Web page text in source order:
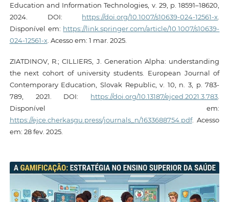
Education and Information Technologies, v. 29, p. 18591–18620,
2024. DOI: https://doi.org/10.1007/s10639-024-12561-x
Disponível em: https://link.springer.com/article/10.1007/s10639-
024-12561-x. Acesso em: 1 mar. 2025.
ZIATDINOV, R.; CILLIERS, J. Generation Alpha: understanding
the next cohort of university students. European Journal of
Contemporary Education, Slovak Republic, v. 10, n. 3, p. 783-
789, 2021. DOI: https://doi.org/10.13187/ejced.2021.3.783
Disponível em:
https://ejce.cherkasgu.press/journals_n/1633688754.pdf. Acesso
em: 28 fev. 2025.